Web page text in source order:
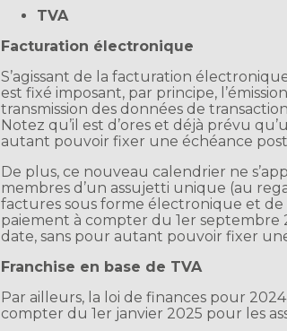
TVA
Facturation électronique
S’agissant de la facturation
est fixé imposant, par principe,
transmission des données de
Notez qu’il est d’ores et déjà prévu
autant pouvoir fixer une échéance
De plus, ce nouveau calendrier ne
membres d’un assujetti unique (au
factures sous forme électronique et
paiement à compter du 1er
date, sans pour autant pouvoir fixer
Franchise en base de TVA
Par ailleurs, la loi de finances pour
compter du 1er janvier 2025 pour les